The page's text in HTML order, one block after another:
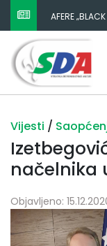
AFERE
ZATAŠKATI
Vijesti /
načelnika
Objavljeno: